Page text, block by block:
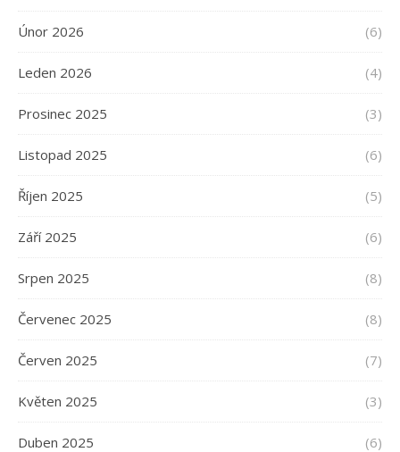
Únor 2026 (6)
Leden 2026 (4)
Prosinec 2025 (3)
Listopad 2025 (6)
Říjen 2025 (5)
Září 2025 (6)
Srpen 2025 (8)
Červenec 2025 (8)
Červen 2025 (7)
Květen 2025 (3)
Duben 2025 (6)